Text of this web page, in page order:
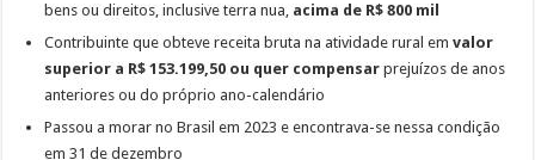
bens ou direitos, inclusive terra nua, acima de R$ 800 mil
Contribuinte que obteve receita bruta na atividade rural emvalor
superior a R$ 153.199,50 ou quer compensarprejuízos de anos
anteriores ou do próprio ano-calendário
Passou a morar no Brasil em 2023 e encontrava-se nessa condição
em 31 de dezembro